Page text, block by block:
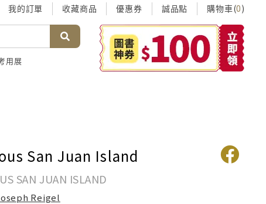
我的訂單 收藏商品 優惠券 誠品點 購物車(0)
用展
San Juan Island
SAN JUAN ISLAND
Reigel